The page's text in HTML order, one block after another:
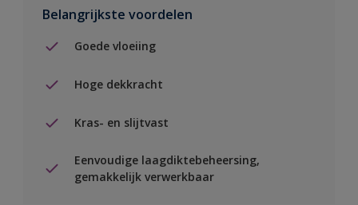
Belangrijkste voordelen
Goede vloeiing
Hoge dekkracht
Kras- en slijtvast
Eenvoudige laagdiktebeheersing,
gemakkelijk verwerkbaar